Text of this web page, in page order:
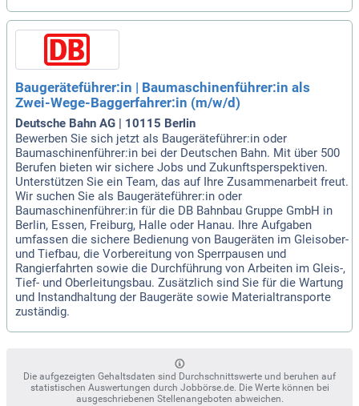
Baugeräteführer:in | Baumaschinenführer:in als
Zwei-Wege-Baggerfahrer:in (m/w/d)
Deutsche Bahn AG | 10115 Berlin
Bewerben Sie sich jetzt als Baugeräteführer:in oder
Baumaschinenführer:in bei der Deutschen Bahn. Mit über 500
Berufen bieten wir sichere Jobs und Zukunftsperspektiven.
Unterstützen Sie ein Team, das auf Ihre Zusammenarbeit freut.
Wir suchen Sie als Baugeräteführer:in oder
Baumaschinenführer:in für die DB Bahnbau Gruppe GmbH in
Berlin, Essen, Freiburg, Halle oder Hanau. Ihre Aufgaben
umfassen die sichere Bedienung von Baugeräten im Gleisober-
und Tiefbau, die Vorbereitung von Sperrpausen und
Rangierfahrten sowie die Durchführung von Arbeiten im Gleis-,
Tief- und Oberleitungsbau. Zusätzlich sind Sie für die Wartung
und Instandhaltung der Baugeräte sowie Materialtransporte
zuständig.
Die aufgezeigten Gehaltsdaten sind Durchschnittswerte und beruhen auf
statistischen Auswertungen durch Jobbörse.de. Die Werte können bei
ausgeschriebenen Stellenangeboten abweichen.